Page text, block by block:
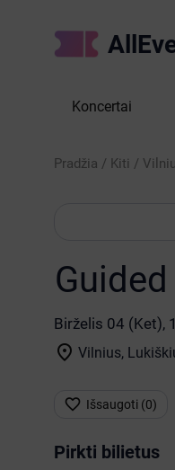
Koncertai
Pradžia / Kiti /
Birželis 04 (Ket),
 Vilnius,
 Išsaugoti (0)
Pirkti bilietus